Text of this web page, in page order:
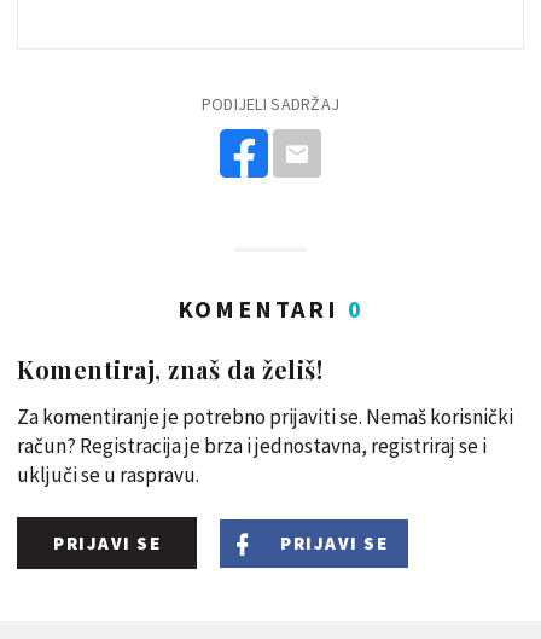
PODIJELI SADRŽAJ
KOMENTARI 0
Komentiraj, znaš da želiš!
Za komentiranje je potrebno prijaviti se. Nemaš korisnički
račun? Registracija je brza i jednostavna, registriraj se i
uključi se u raspravu.
PRIJAVI SE PRIJAVI SE